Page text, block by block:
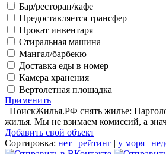
Бар/ресторан/кафе
Предоставляется трансфер
Прокат инвентаря
Стиральная машина
Мангал/барбекю
Доставка еды в номер
Камера хранения
Вертолетная площадка
Применить
ПоискЖилья.РФ снять жилье:
жилья. Мы не взимаем комиссий, а
Добавить свой объект
Сортировка: нет | рейтинг | у моря |